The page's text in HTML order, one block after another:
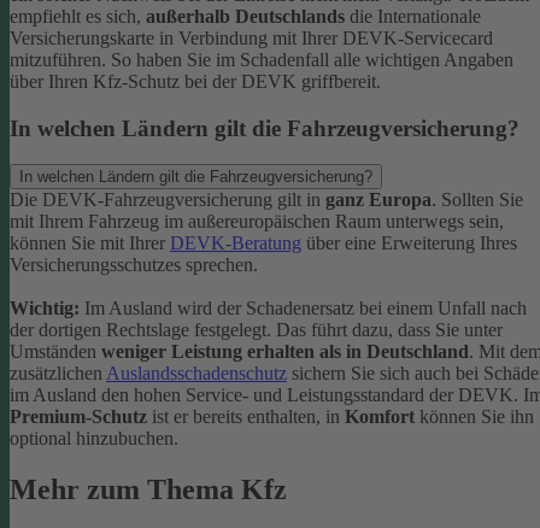
empfiehlt es sich, außerhalb Deutschlands die Internationale
Versicherungskarte in Verbindung mit Ihrer DEVK-Servicecard
mitzuführen. So haben Sie im Schadenfall alle wichtigen Angaben
über Ihren Kfz-Schutz bei der DEVK griffbereit.
In welchen Ländern gilt die Fahrzeugversicherung?
In welchen Ländern gilt die Fahrzeugversicherung?
Die DEVK-Fahrzeugversicherung gilt in ganz Europa. Sollten Sie
mit Ihrem Fahrzeug im außereuropäischen Raum unterwegs sein,
können Sie mit Ihrer DEVK-Beratung über eine Erweiterung Ihres
Versicherungsschutzes sprechen.
Wichtig: Im Ausland wird der Schadenersatz bei einem Unfall nach
der dortigen Rechtslage festgelegt. Das führt dazu, dass Sie unter
Umständen weniger Leistung erhalten als in Deutschland. Mit
zusätzlichenAuslandsschadenschutz sichern Sie sich auch bei
im Ausland den hohen Service- und Leistungsstandard der DEVK.
Premium-Schutz ist er bereits enthalten, in Komfort können Sie ihn
optional hinzubuchen.
Mehr zum Thema Kfz